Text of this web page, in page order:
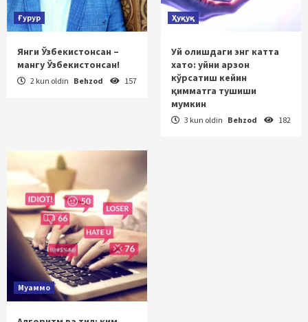
Ғурур
Янги Ўзбекистонсан –
мангу Ўзбекистонсан!
2 kun oldin Behzod 157
Ҳуқуқ
Уй олишдаги энг катта
хато: уйни арзон
кўрсатиш кейин
қимматга тушиши
мумкин
3 kun oldin Behzod 182
Муаммо